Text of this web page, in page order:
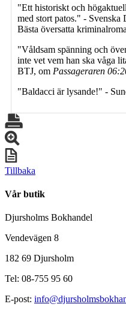
"Ett historiskt och
med stort patos." - Svenska
Bästa översatta
"Våldsam spänning och
inte vet vem han ska våga
BTJ, om Passageraren
"Baldacci är lysande!" -
Tillbaka
Vår butik
Djursholms Bokhandel
Vendevägen 8
182 69 Djursholm
Tel: 08-755 95 60
E-post: